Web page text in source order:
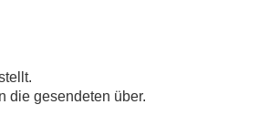
die gesendeten über.